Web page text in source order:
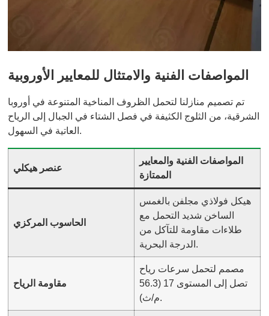
المواصفات الفنية والامتثال للمعايير الأوروبية
تم تصميم منازلنا لتحمل الظروف المناخية المتنوعة في أوروبا
الشرقية، من الثلوج الكثيفة في فصل الشتاء في الجبال إلى الرياح
العاتية في السهول.
عنصر هيكلي
المواصفات الفنية والمعايير
الممتازة
الحاسوب المركزي
هيكل فولاذي مجلفن بالغمس
الساخن شديد التحمل مع
طلاءات مقاومة للتآكل من
الدرجة البحرية.
مقاومة الرياح
مصمم لتحمل سرعات رياح
تصل إلى المستوى 17 (56.3
م/ث).